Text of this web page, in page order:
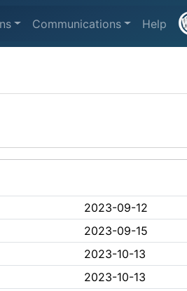
Communications Help
2023-09-12
2023-09-15
2023-10-13
2023-10-13